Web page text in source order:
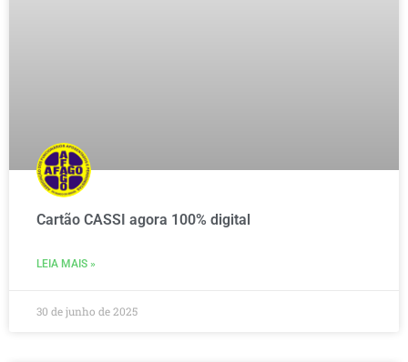
Cartão CASSI agora 100% digital
LEIA MAIS »
30 de junho de 2025